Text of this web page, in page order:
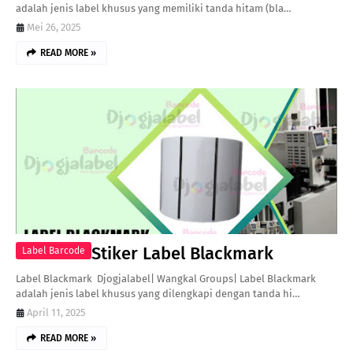
adalah jenis label khusus yang memiliki tanda hitam (bla…
Mei 26, 2025
READ MORE »
Label Barcode Stiker Label Blackmark
Label Blackmark Djogjalabel| Wangkal Groups| Label Blackmark
adalah jenis label khusus yang dilengkapi dengan tanda hi…
April 11, 2025
READ MORE »